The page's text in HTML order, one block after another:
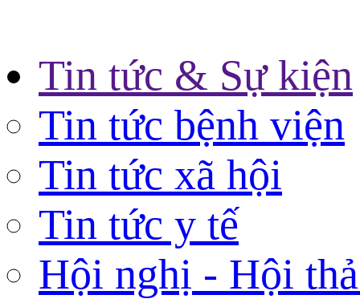
Tin tức & Sự kiện
Tin tức bệnh viện
Tin tức xã hội
Tin tức y tế
Hội nghị - Hội